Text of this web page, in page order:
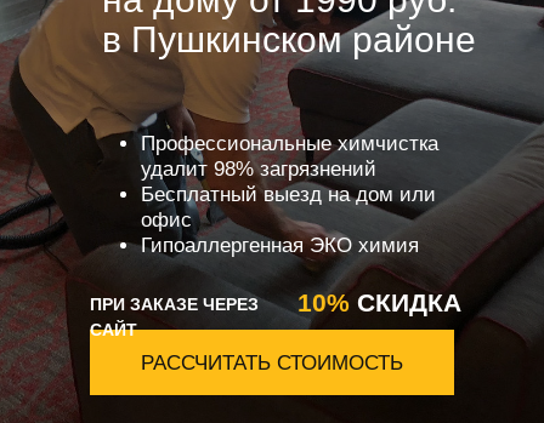
в Пушкинском районе
РАССЧИТАТЬ СТОИМОСТЬ
ПРИ ЗАКАЗЕ ЧЕРЕЗ
САЙТ
Профессиональные химчистка
удалит 98% загрязнений
Бесплатный выезд на дом или
офис
Гипоаллергенная ЭКО химия
10% СКИДКА